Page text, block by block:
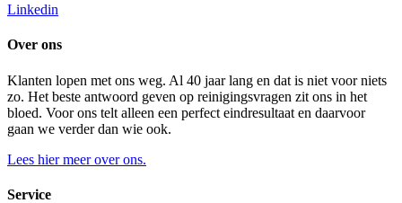
Linkedin
Over ons
Klanten lopen met ons weg. Al 40 jaar lang en dat is niet voor niets
zo. Het beste antwoord geven op reinigingsvragen zit ons in het
bloed. Voor ons telt alleen een perfect eindresultaat en daarvoor
gaan we verder dan wie ook.
Lees hier meer over ons.
Service